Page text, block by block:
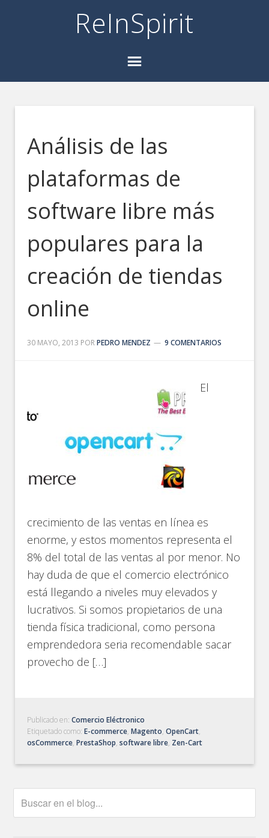
ReInSpirit
Análisis de las
plataformas de
software libre más
populares para la
creación de tiendas
online
30 MAYO, 2013 PORPEDRO MENDEZ 9 COMENTARIOS
El
crecimiento de las ventas en línea es
enorme, y estos momentos representa el
8% del total de las ventas al por menor. No
hay duda de que el comercio electrónico
está llegando a niveles muy elevados y
lucrativos. Si somos propietarios de una
tienda física tradicional, como persona
emprendedora seria recomendable sacar
provecho de […]
Publicado en:Comercio Eléctronico
Etiquetado como:E-commerce,Magento,OpenCart,
osCommerce,PrestaShop,software libre, Zen-Cart